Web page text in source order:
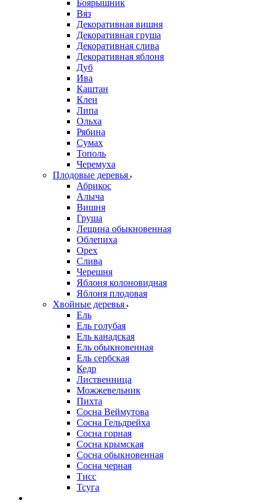
Боярышник
Вяз
Декоративная вишня
Декоративная груша
Декоративная слива
Декоративная яблоня
Дуб
Ива
Каштан
Клен
Липа
Ольха
Рябина
Сумах
Тополь
Черемуха
Плодовые деревья
Абрикос
Алыча
Вишня
Груша
Лещина обыкновенная
Облепиха
Орех
Слива
Черешня
Яблоня колоновидная
Яблоня плодовая
Хвойные деревья
Ель
Ель голубая
Ель канадская
Ель обыкновенная
Ель сербская
Кедр
Лиственница
Можжевельник
Пихта
Сосна Веймутова
Сосна Гельдрейха
Сосна горная
Сосна крымская
Сосна обыкновенная
Сосна черная
Тисс
Тсуга